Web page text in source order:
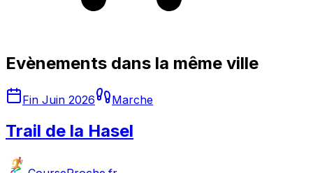
Evènements dans la même ville
Fin Juin 2026 Marche
Trail de la Hasel